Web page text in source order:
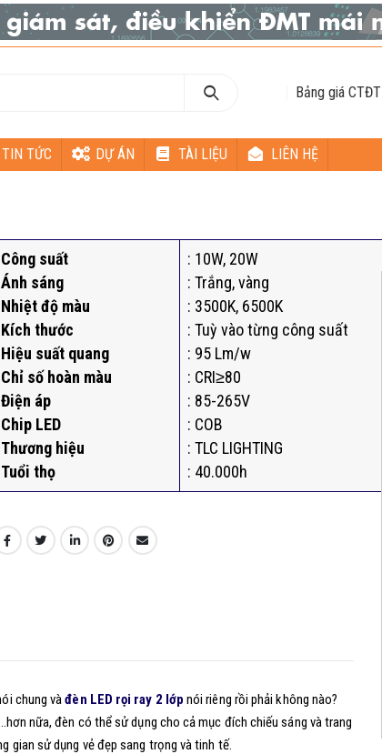
Bảng giá CTĐT
TIN TỨC DỰ ÁN TÀI LIỆU LIÊN HỆ
Công suất
Ánh sáng
Nhiệt độ màu
Kích thước
Hiệu suất quang
Chỉ số hoàn màu
Điện áp
Chip LED
Thương hiệu
Tuổi thọ
: 10W, 20W
: Trắng, vàng
: 3500K, 6500K
: Tuỳ vào từng công suất
: 95 Lm/w
: CRI≥80
: 85-265V
: COB
: TLC LIGHTING
: 40.000h
chung vàđèn LED rọi ray 2 lớp nói riêng rồi phải không nào?
nữa, đèn có thể sử dụng cho cả mục đích chiếu sáng và trang
gian sử dụng vẻ đẹp sang trọng và tinh tế.